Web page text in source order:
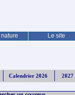
Le site
Calendrier 2026 2027